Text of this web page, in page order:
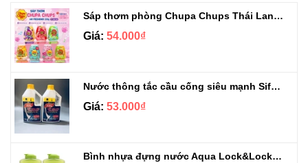
Sáp thơm phòng Chupa Chups Thái Lan 230g
Giá: 54.000₫
Nước thông tắc cầu cống siêu mạnh Sifa 1.4kg
Giá: 53.000₫
Bình nhựa đựng nước Aqua Lock&Lock 2.1L